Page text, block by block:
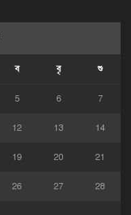
ব বৃ শু
5 6 7
12 13 14
19 20 21
26 27 28